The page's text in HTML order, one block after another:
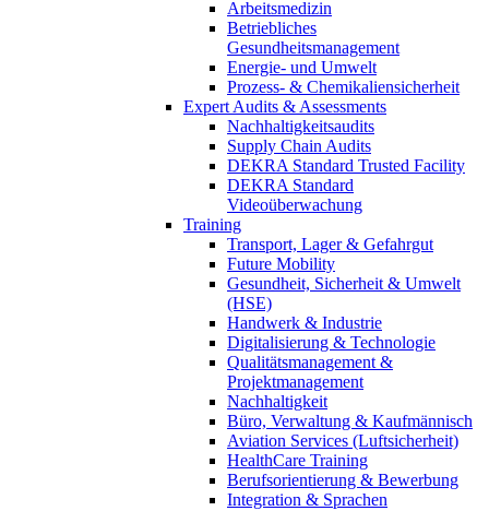
Arbeitsmedizin
Betriebliches
Gesundheitsmanagement
Energie- und Umwelt
Prozess- & Chemikaliensicherheit
Expert Audits & Assessments
Nachhaltigkeitsaudits
Supply Chain Audits
DEKRA Standard Trusted Facility
DEKRA Standard
Videoüberwachung
Training
Transport, Lager & Gefahrgut
Future Mobility
Gesundheit, Sicherheit & Umwelt
(HSE)
Handwerk & Industrie
Digitalisierung & Technologie
Qualitätsmanagement &
Projektmanagement
Nachhaltigkeit
Büro, Verwaltung & Kaufmännisch
Aviation Services (Luftsicherheit)
HealthCare Training
Berufsorientierung & Bewerbung
Integration & Sprachen